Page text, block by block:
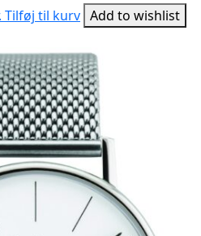
Den
pris
er:
6.372,00 kr..
Tilføj til kurv Add to wishlist